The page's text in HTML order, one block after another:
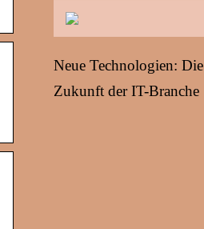
Neue Technologien: Die
Zukunft der IT-Branche